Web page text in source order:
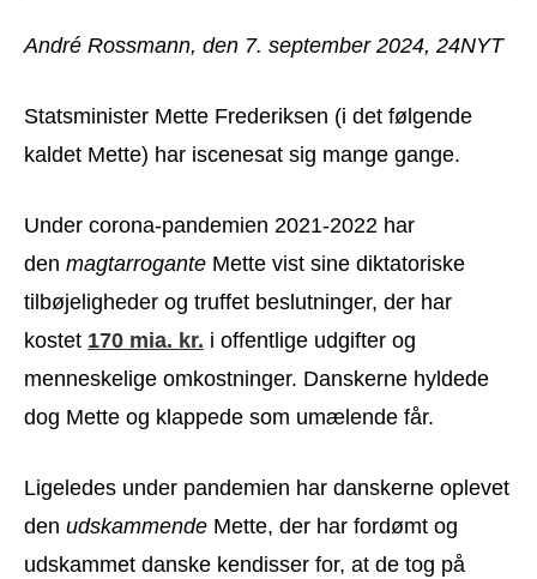
André Rossmann, den 7. september 2024, 24NYT
Statsminister Mette Frederiksen (i det følgende
kaldet Mette) har iscenesat sig mange gange.
Under corona-pandemien 2021-2022 har
den magtarrogante Mette vist sine diktatoriske
tilbøjeligheder og truffet beslutninger, der har
kostet 170 mia. kr. i offentlige udgifter og
menneskelige omkostninger. Danskerne hyldede
dog Mette og klappede som umælende får.
Ligeledes under pandemien har danskerne oplevet
den udskammende Mette, der har fordømt og
udskammet danske kendisser for, at de tog på